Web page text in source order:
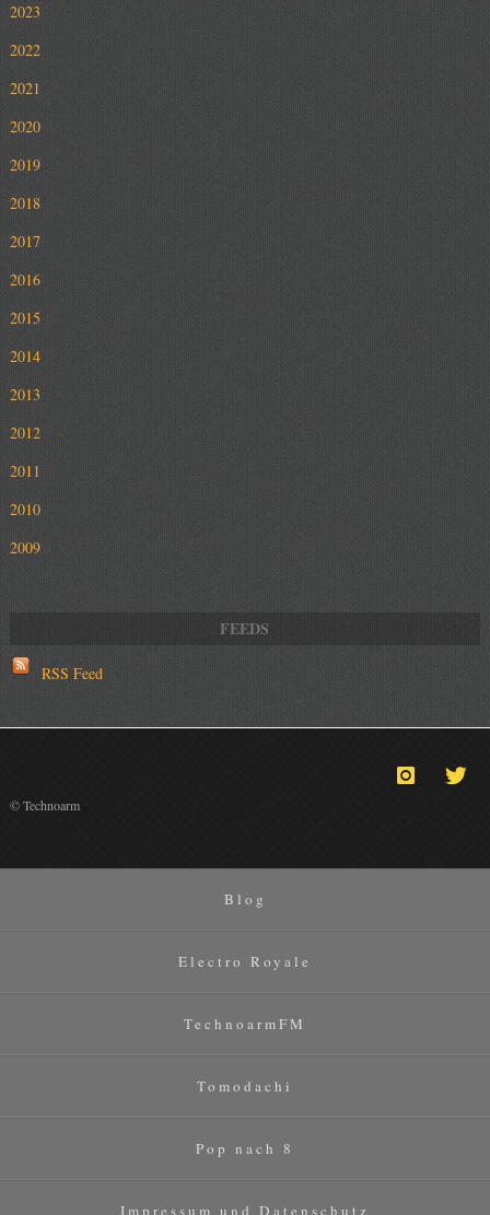
2023
2022
2021
2020
2019
2018
2017
2016
2015
2014
2013
2012
2011
2010
2009
RSS Feed
© Technoarm
Blog
Electro Royale
TechnoarmFM
Tomodachi
Pop nach 8
Impressum und Datenschutz